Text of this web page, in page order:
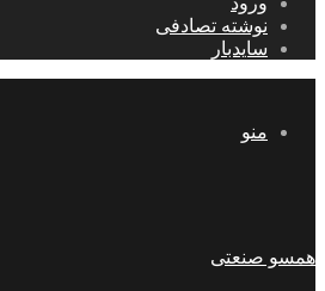
نوشته تصادفی
سایدبار
منو
همسو صنعتی